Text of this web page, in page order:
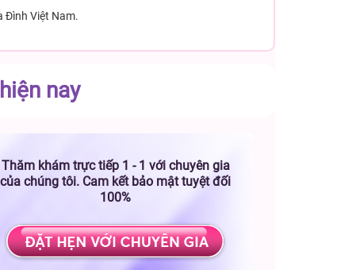
Đình Việt Nam.
nay
Thăm khám trực tiếp 1 - 1 với chuyên gia
của chúng tôi. Cam kết bảo mật tuyệt đối
100%